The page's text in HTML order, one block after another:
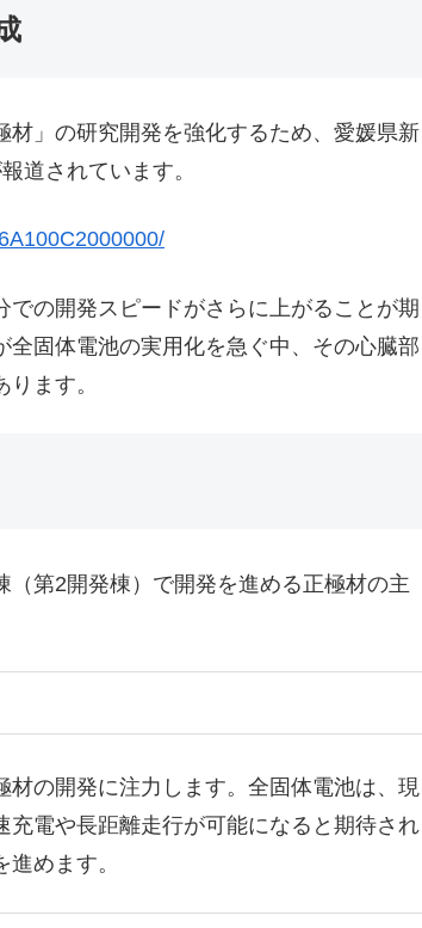
」の研究開発を強化するため、愛媛県新
道されています。
の開発スピードがさらに上がることが期
固体電池の実用化を急ぐ中、その心臓部
ます。
第2開発棟）で開発を進める正極材の主
材の開発に注力します。全固体電池は、現
電や長距離走行が可能になると期待され
めます。